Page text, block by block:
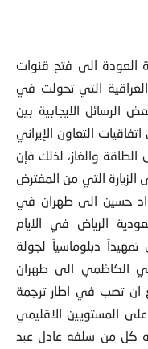
العودة الى فتح قنوات
التي تحولت في
الرسائل الايجابية بين
التعاون الإيراني
الطاقة والغاز، لذلك فإن
الزيارة التي من المفترض
فؤاد حسين الى طهران في
الرياض في الايام
دبلوماسياً لجولة
الكاظمي الى طهران
ان تصب في اطار ترجمة
المستويين الاقليمي
كل من سلفه عادل عبد